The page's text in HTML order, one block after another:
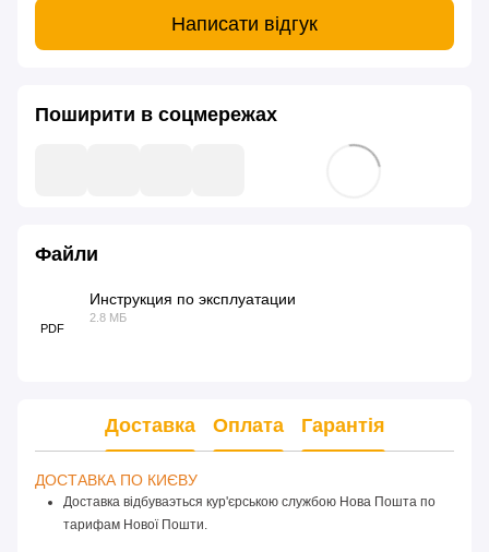
Написати відгук
Поширити в соцмережах
Файли
PDF
Инструкция по эксплуатации
2.8 МБ
Доставка Оплата Гарантія
ДОСТАВКА ПО КИЄВУ
Доставка відбуваэться кур'єрською службою Нова Пошта по
тарифам Нової Пошти.